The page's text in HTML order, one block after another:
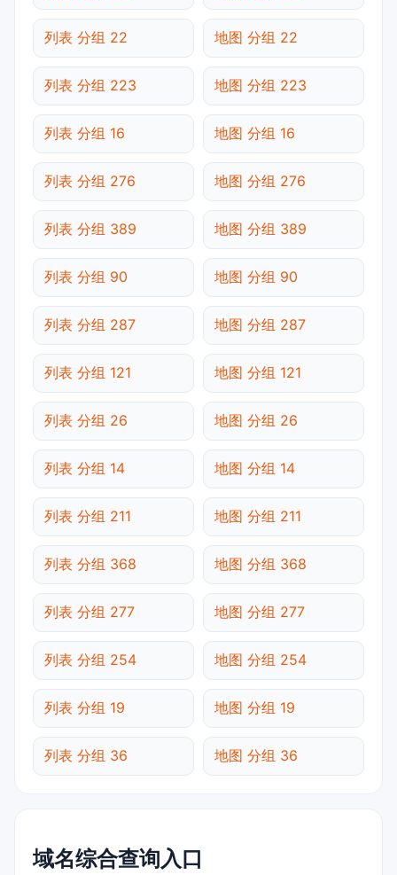
列表 分组 22 地图 分组 22
列表 分组 223 地图 分组 223
列表 分组 16 地图 分组 16
列表 分组 276 地图 分组 276
列表 分组 389 地图 分组 389
列表 分组 90 地图 分组 90
列表 分组 287 地图 分组 287
列表 分组 121 地图 分组 121
列表 分组 26 地图 分组 26
列表 分组 14 地图 分组 14
列表 分组 211 地图 分组 211
列表 分组 368 地图 分组 368
列表 分组 277 地图 分组 277
列表 分组 254 地图 分组 254
列表 分组 19 地图 分组 19
列表 分组 36 地图 分组 36
域名综合查询入口